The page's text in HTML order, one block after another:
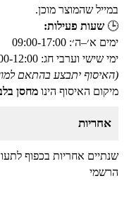
במייל שהמוצר מוכן.
🕒 שעות פעילות:
ימים א׳–ה׳: 09:00-17:00
ימי שישי וערבי חג: 09:00-12:00
(האיסוף יתבצע בהתאם
מיקום האיסוף הינו מחסן
אחריות
שנתיים אחריות בכפוף
הרשמי